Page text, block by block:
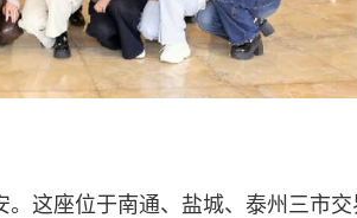
。这座位于南通、盐城、泰州三市